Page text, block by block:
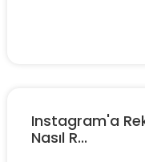
Instagram'a
Nasıl R...